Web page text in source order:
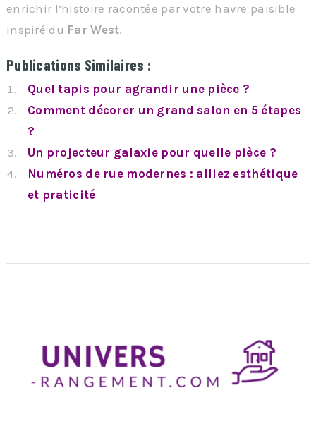
enrichir l’histoire racontée par votre havre paisible
inspiré du Far West.
Publications Similaires :
Quel tapis pour agrandir une pièce ?
Comment décorer un grand salon en 5 étapes
?
Un projecteur galaxie pour quelle pièce ?
Numéros de rue modernes : alliez esthétique
et praticité